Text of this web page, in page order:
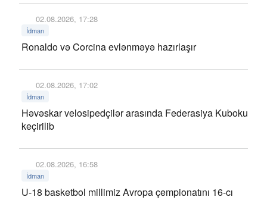
02.08.2026, 17:28
İdman
Ronaldo və Corcina evlənməyə hazırlaşır
02.08.2026, 17:02
İdman
Həvəskar velosipedçilər arasında Federasiya Kuboku
keçirilib
02.08.2026, 16:58
İdman
U-18 basketbol millimiz Avropa çempionatını 16-cı